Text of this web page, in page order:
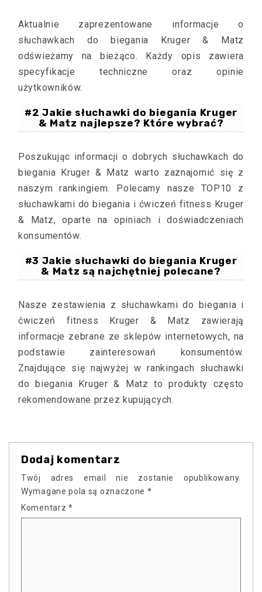
Aktualnie zaprezentowane informacje o
słuchawkach do biegania Kruger & Matz
odświeżamy na bieżąco. Każdy opis zawiera
specyfikacje techniczne oraz opinie
użytkowników.
#2 Jakie słuchawki do biegania Kruger
& Matz najlepsze? Które wybrać?
Poszukując informacji o dobrych słuchawkach do
biegania Kruger & Matz warto zaznajomić się z
naszym rankingiem. Polecamy nasze TOP10 z
słuchawkami do biegania i ćwiczeń fitness Kruger
& Matz, oparte na opiniach i doświadczeniach
konsumentów.
#3 Jakie słuchawki do biegania Kruger
& Matz są najchętniej polecane?
Nasze zestawienia z słuchawkami do biegania i
ćwiczeń fitness Kruger & Matz zawierają
informacje zebrane ze sklepów internetowych, na
podstawie zainteresowań konsumentów.
Znajdujące się najwyżej w rankingach słuchawki
do biegania Kruger & Matz to produkty często
rekomendowane przez kupujących.
Dodaj komentarz
Twój adres email nie zostanie opublikowany.
Wymagane pola są oznaczone *
Komentarz *